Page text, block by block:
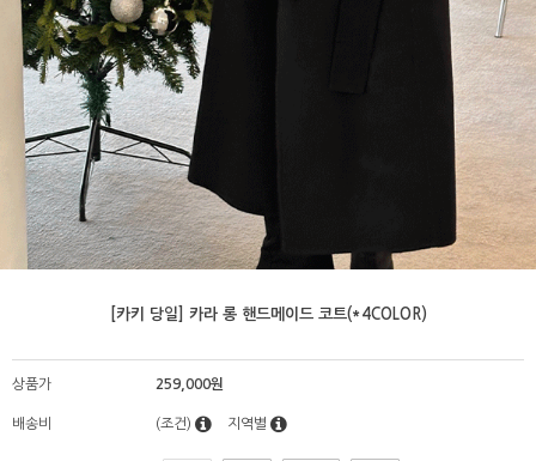
[카키 당일] 카라 롱 핸드메이드 코트(*4COLOR)
상품가 259,000원
배송비 (조건) 지역별